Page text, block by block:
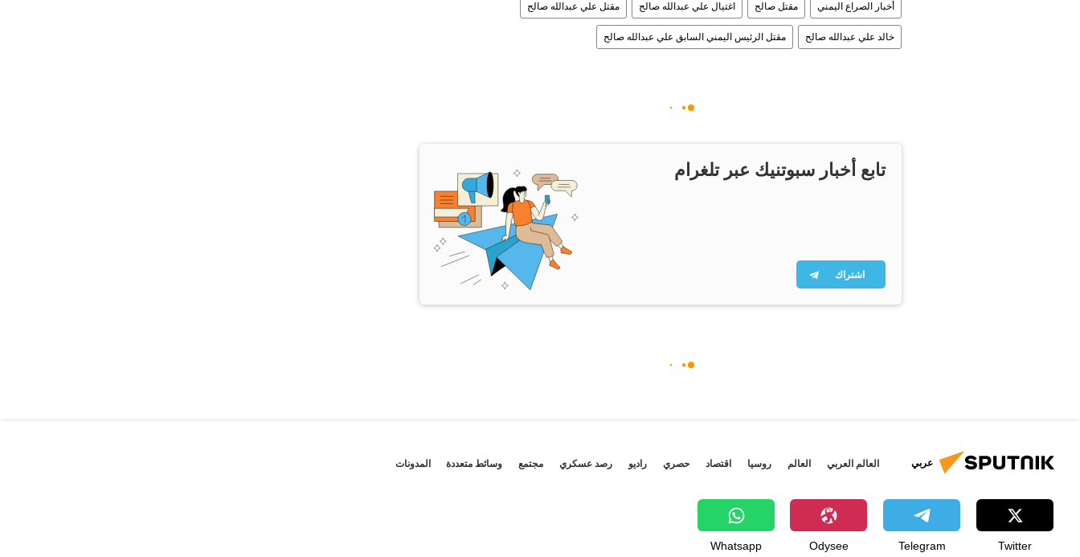
أخبار الصراع اليمني مقتل صالح اغتيال علي عبدالله صالح مقتل علي عبدالله صالح
خالد علي عبدالله صالح مقتل الرئيس اليمني السابق علي عبدالله صالح
تابع أخبار سبوتنيك عبر تلغرام
اشتراك
عربي العالم العربي العالم روسيا اقتصاد حصري راديو رصد عسكري مجتمع وسائط متعددة المدونات
Twitter
Telegram
Odysee
Whatsapp